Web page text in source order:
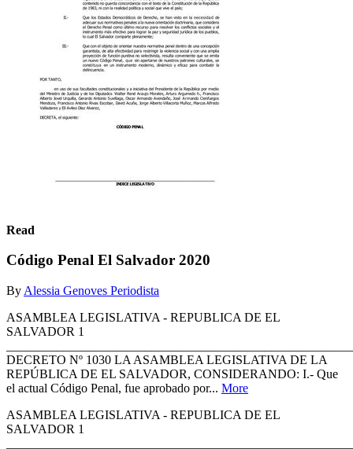
Read
Código Penal El Salvador 2020
By Alessia Genoves Periodista
ASAMBLEA LEGISLATIVA - REPUBLICA DE EL
SALVADOR 1
DECRETO Nº 1030 LA ASAMBLEA LEGISLATIVA DE LA
REPÚBLICA DE EL SALVADOR, CONSIDERANDO: I.- Que
el actual Código Penal, fue aprobado por... More
ASAMBLEA LEGISLATIVA - REPUBLICA DE EL
SALVADOR 1